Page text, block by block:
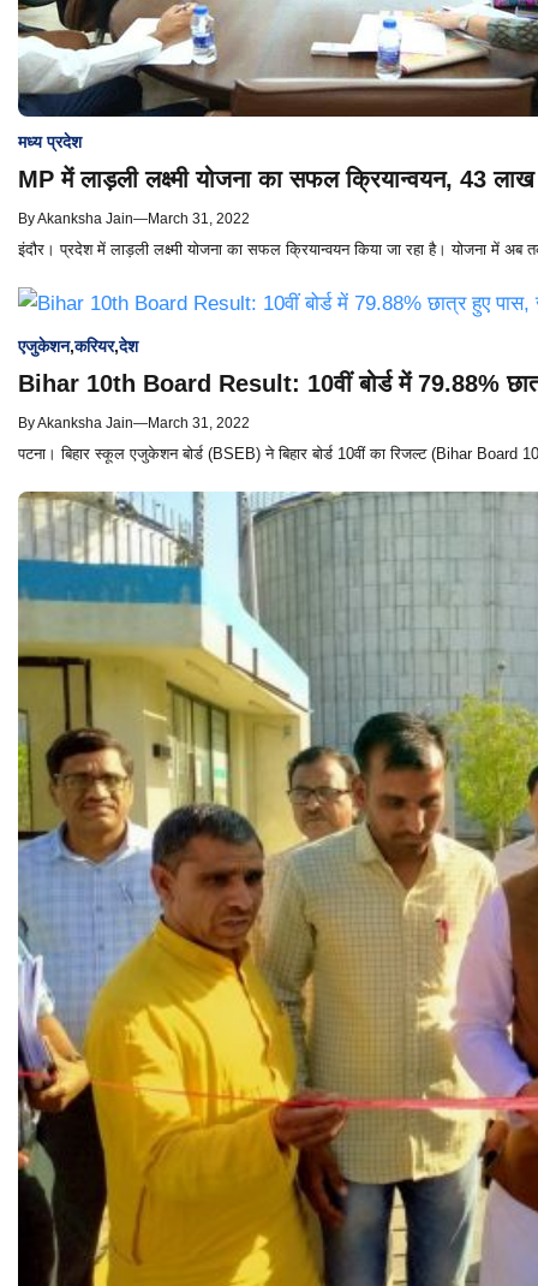
मध्य प्रदेश
MP में लाड़ली लक्ष्मी योजना का सफल क्रियान्वयन, 43 लाख
ByAkanksha Jain—March 31, 2022
इंदौर। प्रदेश में लाड़ली लक्ष्मी योजना का सफल क्रियान्वयन किया जा रहा है। योजना में अब
एजुकेशन,करियर,देश
Bihar 10th Board Result: 10वीं बोर्ड में 79.88%
ByAkanksha Jain—March 31, 2022
पटना। बिहार स्कूल एजुकेशन बोर्ड (BSEB) ने बिहार बोर्ड 10वीं का रिजल्ट (Bihar Board